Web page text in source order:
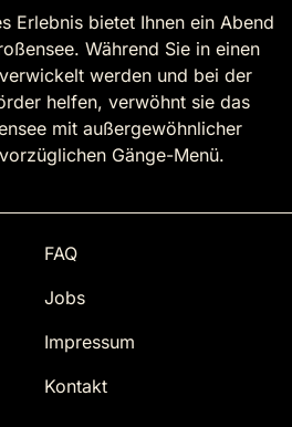
Erlebnis bietet Ihnen ein Abend
Während Sie in einen
werden und bei der
helfen, verwöhnt sie das
mit außergewöhnlicher
Gänge-Menü.
FAQ
Jobs
Impressum
Kontakt